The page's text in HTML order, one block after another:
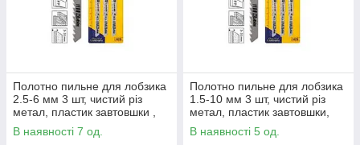
Полотно пильне для лобзика
2.5-6 мм 3 шт, чистий різ
метал, пластик завтовшки ,
зуб 1.2, T118A ТМ Kubis
В наявності 7 од.
Полотно пильне для лобзика
1.5-10 мм 3 шт, чистий різ
метал, пластик завтовшки,
зуб 1.2-2.5, T123X Progres
ТМ Kubis
В наявності 5 од.